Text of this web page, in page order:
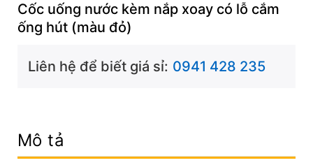
Cốc uống nước kèm nắp xoay có lỗ cắm
ống hút (màu đỏ)
Liên hệ để biết giá sỉ: 0941 428 235
Mô tả